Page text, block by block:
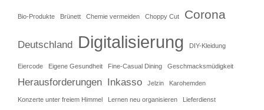
Bio-Produkte Brünett Chemie vermeiden Choppy Cut Corona
Deutschland Digitalisierung DIY-Kleidung
Eiercode Eigene Gesundheit Fine-Casual Dining Geschmacksmüdigkeit
Herausforderungen Inkasso Jelzin Karohemden
Konzerte unter freiem Himmel Lernen neu organisieren Lieferdienst